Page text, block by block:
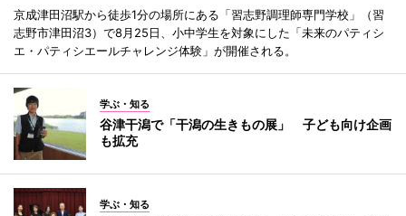
京成津田沼駅から徒歩1分の場所にある「習志野調理師専門学校」（習
志野市津田沼3）で8月25日、小中学生を対象にした「未来のパティシ
エ・パティシエールチャレンジ体験」が開催される。
学ぶ・知る
谷津干潟で「干潟の生きもの展」 子ども向け企画
も拡充
学ぶ・知る